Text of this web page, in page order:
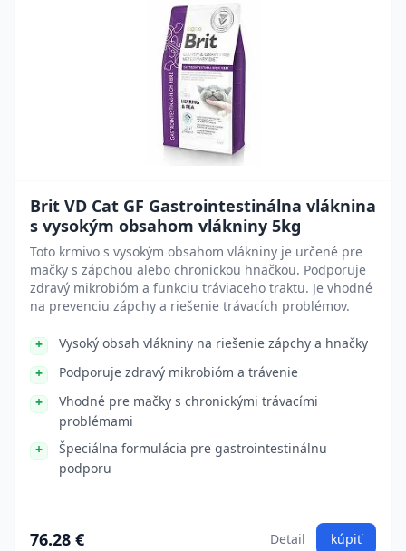
Brit VD Cat GF Gastrointestinálna vláknina
s vysokým obsahom vlákniny 5kg
Toto krmivo s vysokým obsahom vlákniny je určené pre
mačky s zápchou alebo chronickou hnačkou. Podporuje
zdravý mikrobióm a funkciu tráviaceho traktu. Je vhodné
na prevenciu zápchy a riešenie trávacích problémov.
Vysoký obsah vlákniny na riešenie zápchy a hnačky
Podporuje zdravý mikrobióm a trávenie
Vhodné pre mačky s chronickými trávacími
problémami
Špeciálna formulácia pre gastrointestinálnu
podporu
76.28 € Detail kúpiť